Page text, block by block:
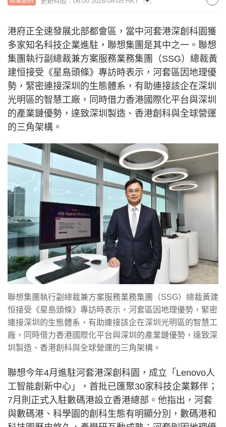
港府正全速發展北部都會區，當中河套港深創科園獲
多家知名科技企業進駐，聯想集團是其中之一。聯想
集團執行副總裁兼方案服務業務集團（SSG）總裁黃
建恒接受《星島頭條》專訪時表示，河套區因地理優
勢，緊密連接深圳的生態體系，有助連接該企在深圳
光明區的智慧工廠，同時借力香港國際化平台與深圳
的產業鏈優勢，達致深圳製造、香港創科與全球營運
的三角架構。
聯想集團執行副總裁兼方案服務業務集團（SSG）總裁黃建
恒接受《星島頭條》專訪時表示，河套區因地理優勢，緊密
連接深圳的生態體系，有助連接該企在深圳光明區的智慧工
廠，同時借力香港國際化平台與深圳的產業鏈優勢，達致深
圳製造、香港創科與全球營運的三角架構。
聯想今年4月進駐河套港深創科園，成立「Lenovo人
工智能創新中心」，首批已匯聚30家科技企業夥伴；
7月則正式入駐數碼港設立香港總部。他指出，河套
與數碼港、科學園的創科生態有明顯分別，數碼港和